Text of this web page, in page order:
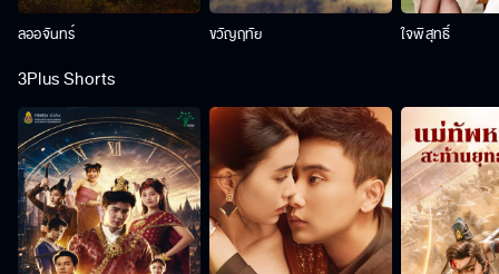
ลออจันทร์ ขวัญฤทัย ใจพิสุทธิ์
3Plus Shorts